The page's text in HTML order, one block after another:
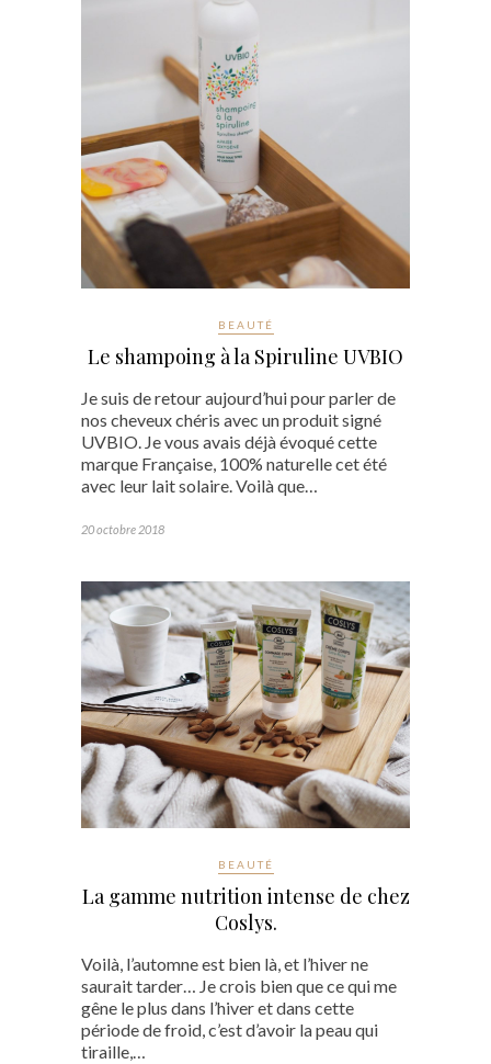
BEAUTÉ
Le shampoing à la Spiruline UVBIO
Je suis de retour aujourd’hui pour parler de
nos cheveux chéris avec un produit signé
UVBIO. Je vous avais déjà évoqué cette
marque Française, 100% naturelle cet été
avec leur lait solaire. Voilà que…
20 octobre 2018
BEAUTÉ
La gamme nutrition intense de chez
Coslys.
Voilà, l’automne est bien là, et l’hiver ne
saurait tarder… Je crois bien que ce qui me
gêne le plus dans l’hiver et dans cette
période de froid, c’est d’avoir la peau qui
tiraille,…